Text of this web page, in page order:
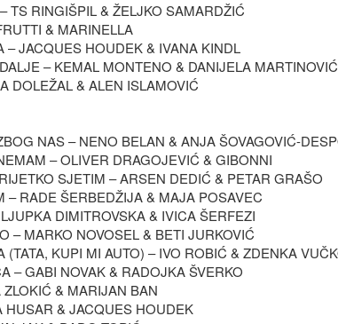
TS RINGIŠPIL & ŽELJKO SAMARDŽIĆ
& MARINELLA
– JACQUES HOUDEK & IVANA KINDL
– KEMAL MONTENO & DANIJELA MARTINOVIĆ
DOLEŽAL & ALEN ISLAMOVIĆ
NAS – NENO BELAN & ANJA ŠOVAGOVIĆ-
– OLIVER DRAGOJEVIĆ & GIBONNI
SJETIM – ARSEN DEDIĆ & PETAR GRAŠO
– RADE ŠERBEDŽIJA & MAJA POSAVEC
DIMITROVSKA & IVICA ŠERFEZI
– MARKO NOVOSEL & BETI JURKOVIĆ
(TATA, KUPI MI AUTO) – IVO ROBIĆ & ZDENKA
– GABI NOVAK & RADOJKA ŠVERKO
& MARIJAN BAN
HUSAR & JACQUES HOUDEK